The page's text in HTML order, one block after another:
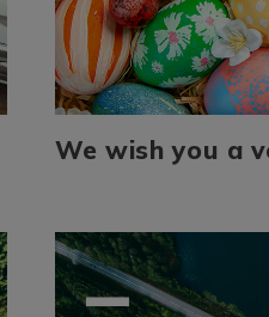
We wish you a